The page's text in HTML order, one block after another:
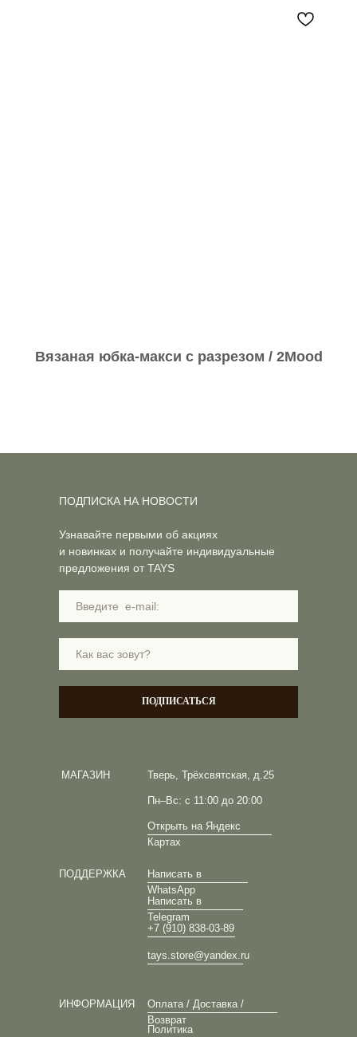
Вязаная юбка-макси с разрезом / 2Mood
Тверь, Трёхсвятская, д.25
Пн–Вс: с 11:00 до 20:00
Открыть на Яндекс
Картах
МАГАЗИН
ПОДДЕРЖКА
Написать в
WhatsApp
Написать в
Telegram
+7 (910) 838-03-89
tays.store@yandex.ru
ИНФОРМАЦИЯ
Оплата / Доставка /
Возврат
Политика
Узнавайте первыми об акциях
и новинках и получайте индивидуальные
предложения от TAYS
ПОДПИСАТЬСЯ
ПОДПИСКА НА НОВОСТИ